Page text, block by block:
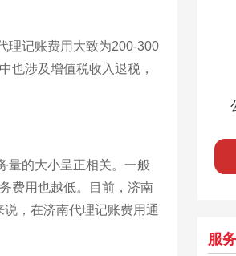
理记账费用大致为200-300
也涉及增值税收入退税，
量的大小呈正相关。一般
费用也越低。目前，济南
，在济南代理记账费用通
服